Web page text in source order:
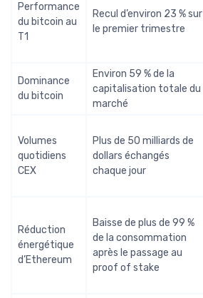
Performance
du bitcoin au
T1
Recul d’environ 23 % sur
le premier trimestre
Dominance
du bitcoin
Environ 59 % de la
capitalisation totale du
marché
Volumes
quotidiens
CEX
Plus de 50 milliards de
dollars échangés
chaque jour
Réduction
énergétique
d’Ethereum
Baisse de plus de 99 %
de la consommation
après le passage au
proof of stake